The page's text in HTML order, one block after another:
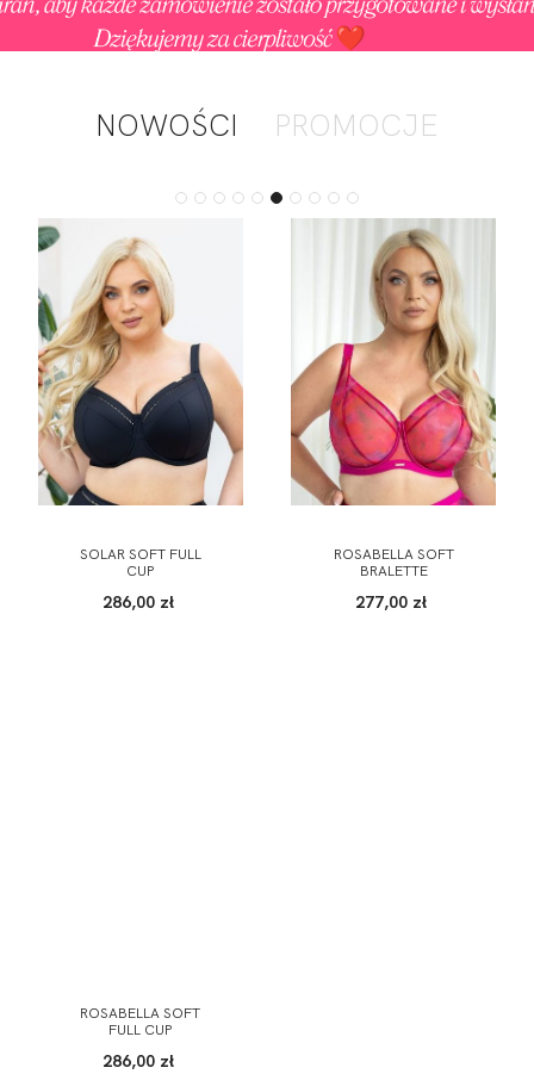
NOWOŚCI PROMOCJE
SOLAR SOFT FULL
CUP
286,00 zł
ROSABELLA SOFT
BRALETTE
277,00 zł
ROSABELLA SOFT
FULL CUP
286,00 zł